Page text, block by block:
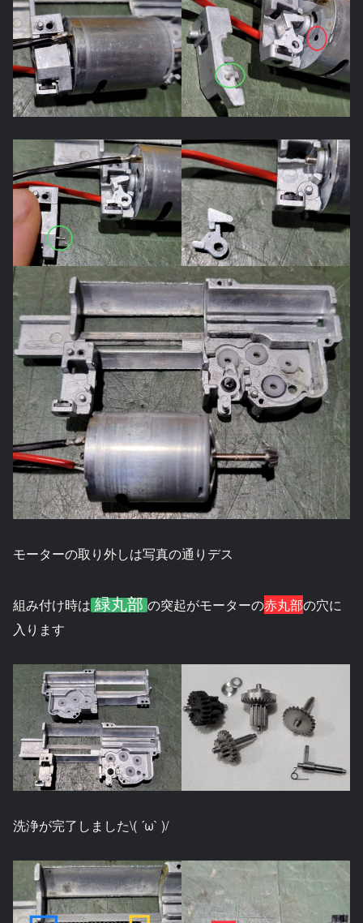
モーターの取り外しは写真の通りデス
組み付け時は 緑丸部 の突起がモーターの赤丸部の穴に
入ります
洗浄が完了しました\( ´ω` )/